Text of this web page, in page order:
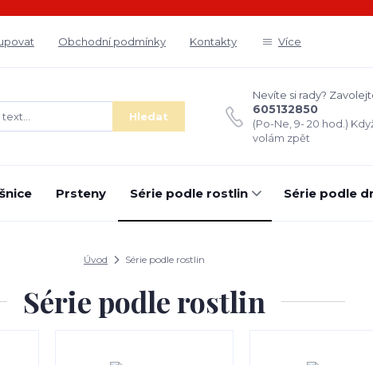
Obchodní podmínky Kontakty Více
Hledat
Nevíte si rady?
605132850
(Po-Ne, 9- 20 hod.)
volám zpět
Prsteny Série podle rostlin Série podle
Úvod Série podle rostlin
Série podle rostlin